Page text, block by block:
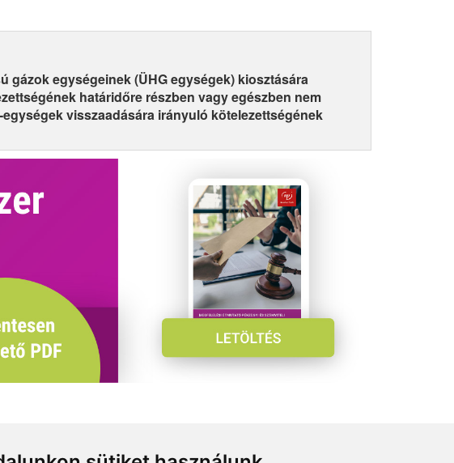
gázok egységeinek (ÜHG egységek) kiosztására
határidőre részben vagy egészben nem
visszaadására irányuló kötelezettségének